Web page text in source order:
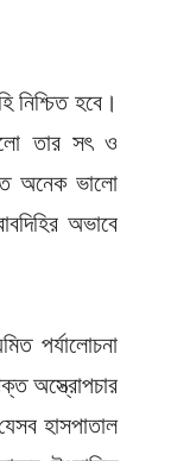
নিশ্চিত হবে।
তার সৎ ও
অনেক ভালো
অভাবে
পর্যালোচনা
অস্ত্রোপচার
হাসপাতাল